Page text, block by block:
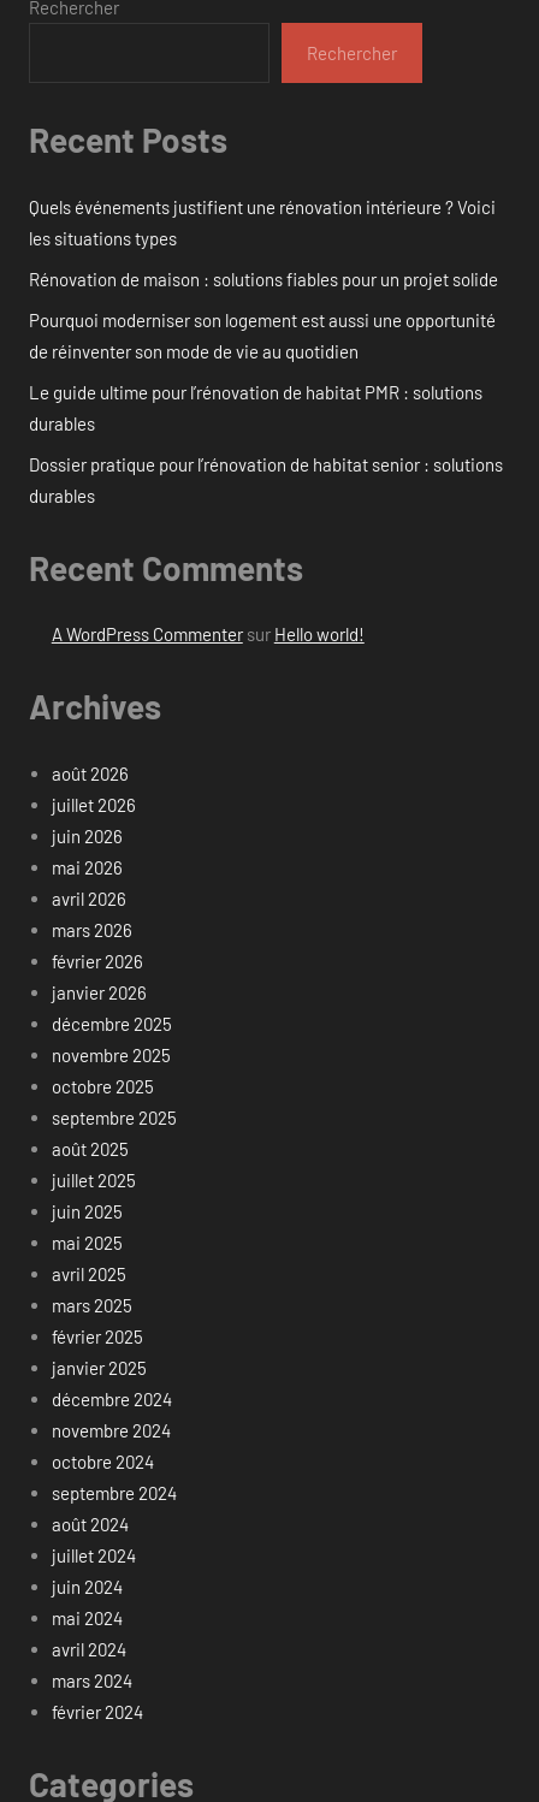
Rechercher
Rechercher
Recent Posts
Quels événements justifient une rénovation intérieure ? Voici
les situations types
Rénovation de maison : solutions fiables pour un projet solide
Pourquoi moderniser son logement est aussi une opportunité
de réinventer son mode de vie au quotidien
Le guide ultime pour l’rénovation de habitat PMR : solutions
durables
Dossier pratique pour l’rénovation de habitat senior : solutions
durables
Recent Comments
A WordPress Commentersur Hello world!
Archives
août 2026
juillet 2026
juin 2026
mai 2026
avril 2026
mars 2026
février 2026
janvier 2026
décembre 2025
novembre 2025
octobre 2025
septembre 2025
août 2025
juillet 2025
juin 2025
mai 2025
avril 2025
mars 2025
février 2025
janvier 2025
décembre 2024
novembre 2024
octobre 2024
septembre 2024
août 2024
juillet 2024
juin 2024
mai 2024
avril 2024
mars 2024
février 2024
Categories